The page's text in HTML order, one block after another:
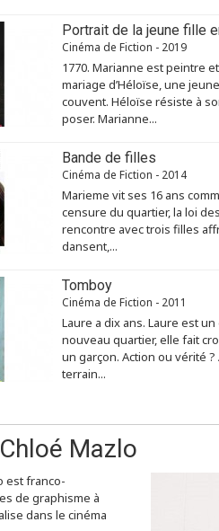
Portrait de la jeune fille
Cinéma de Fiction - 2019
1770. Marianne est peintre
mariage d’Héloïse, une
couvent. Héloïse résiste à
poser. Marianne...
Bande de filles
Cinéma de Fiction - 2014
Marieme vit ses 16 ans
censure du quartier, la loi
rencontre avec trois filles
dansent,...
Tomboy
Cinéma de Fiction - 2011
Laure a dix ans. Laure est
nouveau quartier, elle fait
un garçon. Action ou vérité
terrain...
Mazlo
est franco-
de graphisme à
dans le cinéma